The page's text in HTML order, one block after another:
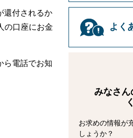
還付されるか
の口座にお金
ら電話でお知
よく
みなさん
お求めの情報が
しょうか？